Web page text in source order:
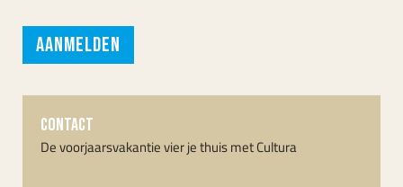
Aanmelden
CONTACT
De voorjaarsvakantie vier je thuis met Cultura